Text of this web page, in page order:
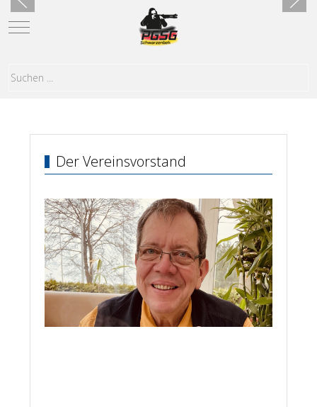
Mobile Menu Toggle
Der Vereinsvorstand